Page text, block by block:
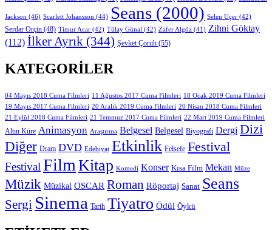
Jackson (46) Scarlett Johansson (44) Seans (2000) Selen Uçer (42)
Serdar Orçin (48) Timur Acar (42) Tülay Günal (42) Zafer Algöz (41) Zihni Göktay
(112) İlker Ayrık (344) Şevket Çoruh (55)
KATEGORILER
04 Mayıs 2018 Cuma Filmleri 11 Ağustos 2017 Cuma Filmleri 18 Ocak 2019 Cuma Filmleri
19 Mayıs 2017 Cuma Filmleri 20 Aralık 2019 Cuma Filmleri 20 Nisan 2018 Cuma Filmleri
21 Eylül 2018 Cuma Filmleri 21 Temmuz 2017 Cuma Filmleri 22 Mart 2019 Cuma Filmleri
Altın Küre Animasyon Araştırma Belgesel Belgesel Biyografi Dergi Dizi
Diğer Dram DVD Edebiyat Etkinlik Felsefe Festival
FestivalFilmKitap Komedi Konser Kısa Film Mekan Müze
Müzik Müzikal OSCAR Roman Röportaj Sanat Seans
Sergi Sinema Tarih Tiyatro Ödül Öykü